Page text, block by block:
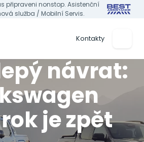
připraveni nonstop. Asistenční
služba / Mobilní Servis.
Kontakty
návrat:
je zpět